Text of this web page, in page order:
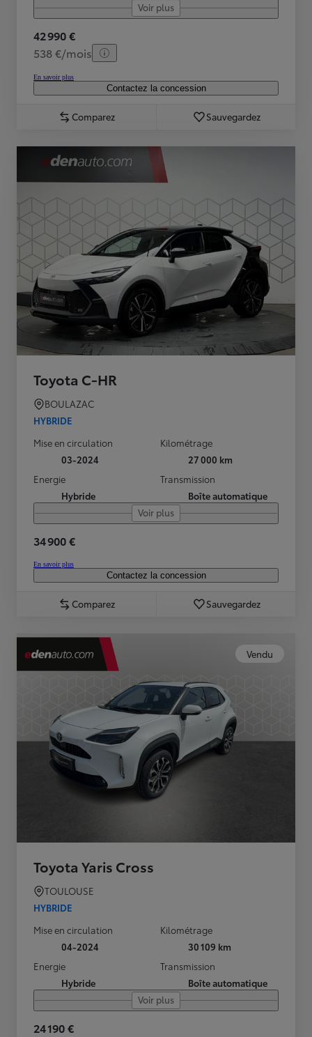
Voir plus
42 990 €
538 €/mois
En savoir plus
Contactez la concession
Comparez Sauvegardez
Toyota C-HR
BOULAZAC
HYBRIDE
Mise en circulation
03-2024
Kilométrage
27 000 km
Energie
Hybride
Transmission
Boîte automatique
Voir plus
34 900 €
En savoir plus
Contactez la concession
Comparez Sauvegardez
Vendu
Toyota Yaris Cross
TOULOUSE
HYBRIDE
Mise en circulation
04-2024
Kilométrage
30 109 km
Energie
Hybride
Transmission
Boîte automatique
Voir plus
24 190 €